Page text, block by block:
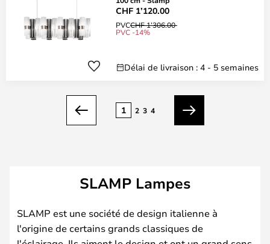
CHF 1’120.00
PVCCHF 1’306.00
PVC -14%
Délai de livraison : 4 - 5 semaines
Précédent
1 2 3 4
Suivant
SLAMP Lampes
SLAMP est une société de design italienne à
l'origine de certains grands classiques de